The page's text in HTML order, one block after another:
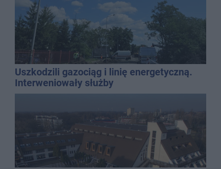
Uszkodzili gazociąg i linię energetyczną.
Interweniowały służby